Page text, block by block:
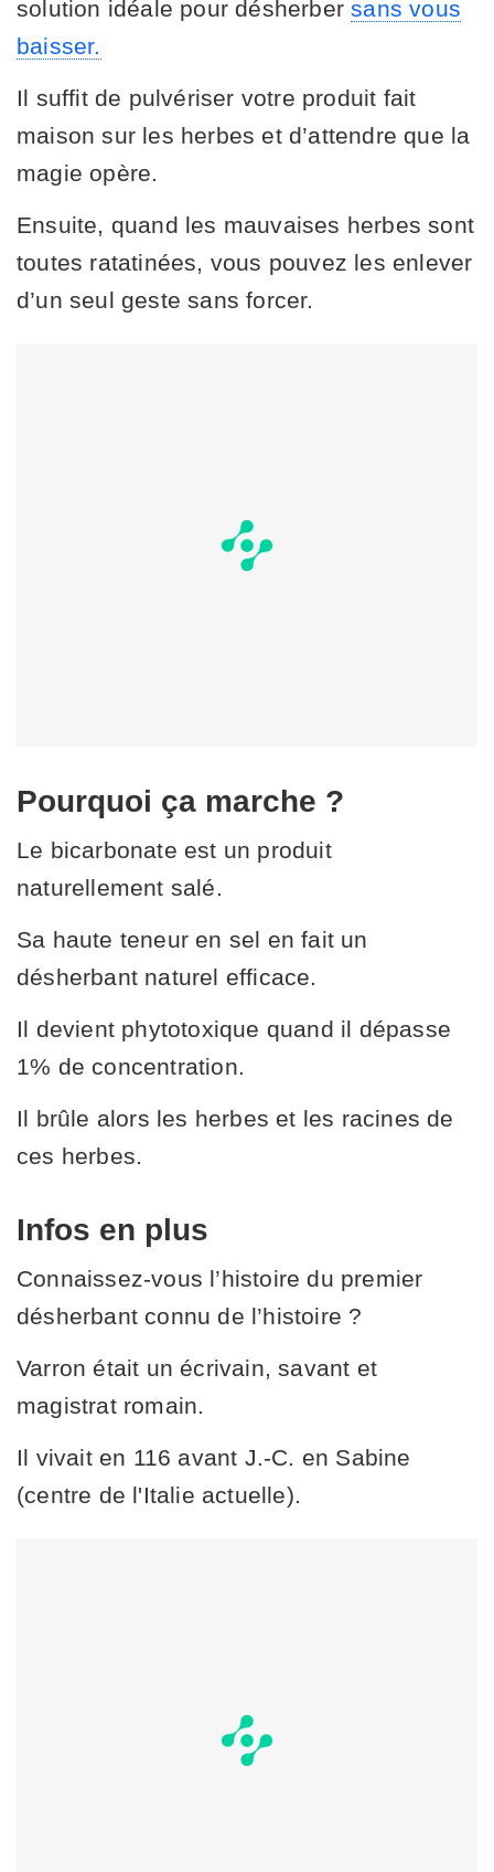
solution idéale pour désherbersans vous
baisser.
Il suffit de pulvériser votre produit fait
maison sur les herbes et d’attendre que la
magie opère.
Ensuite, quand les mauvaises herbes sont
toutes ratatinées, vous pouvez les enlever
d’un seul geste sans forcer.
Pourquoi ça marche ?
Le bicarbonate est un produit
naturellement salé.
Sa haute teneur en sel en fait un
désherbant naturel efficace.
Il devient phytotoxique quand il dépasse
1% de concentration.
Il brûle alors les herbes et les racines de
ces herbes.
Infos en plus
Connaissez-vous l’histoire du premier
désherbant connu de l’histoire ?
Varron était un écrivain, savant et
magistrat romain.
Il vivait en 116 avant J.-C. en Sabine
(centre de l'Italie actuelle).